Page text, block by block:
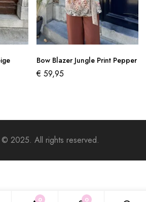
Bow Blazer Jungle Print Pepper
€ 59,95
© 2025. All rights reserved.
0 0